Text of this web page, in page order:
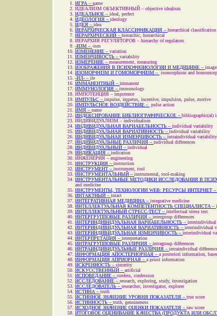
ИГРА – game
ИДЕАЛИЗМ ОБЪЕКТИВНЫЙ – objective idealism
ИДЕАЛЬНОЕ – ideal, perfect
ИДЕОЛОГИЯ – ideology
ИДЕЯ – idea
ИЕРАРХИЧЕСКАЯ КЛАССИФИКАЦИЯ – hierarchical classification
ИЕРАРХИЧЕСКИЙ – hierarchic, hierarchical
ИЕРАРХИЯ РЕГУЛЯТОРОВ – hierarchy of regulators
-ИЗМ – -ism
ИЗМЕНЕНИЕ – variation
ИЗМЕНЧИВОСТЬ – variability
ИЗМЕРЕНИЕ – measurement, measuring
ИЗОБРАЖЕНИЯ В ПСИХОФИЗИОЛОГИИ И МЕДИЦИНЕ –
ИЗОМОРФИЗМ И ГОМОМОРФИЗМ – isomorphism and
-ИЛ- – ile
ИММАНЕНТНЫЙ – immanent
ИММУНОЛОГИЯ – immunology
ИМПОТЕНЦИЯ – impotence
ИМПУЛЬС – impulse, impetus, incentive, impulsion, pulse, motive
ИМПУЛЬСНОЕ ВОЗДЕЙСТВИЕ – pulse action
ИМЯ – name
ИНДЕКСИРОВАНИЕ БИБЛИОГРАФИЧЕСКОЕ – bibliographic(al)
ИНДИВИДУАЛИЗМ – individualism
ИНДИВИДУАЛЬНАЯ ВАРИАБЕЛЬНОСТЬ – individual variability
ИНДИВИДУАЛЬНАЯ ВАРИАТИВНОСТЬ – individual variability
ИНДИВИДУАЛЬНАЯ ИЗМЕНЧИВОСТЬ – intraindividual variability
ИНДИВИДУАЛЬНЫЕ РАЗЛИЧИЯ – individual differences
ИНДИВИДУАЛЬНЫЙ – individual
ИНДИКАЦИЯ – indication
ИНЖЕНЕРИЯ – engineering
ИНСТРУКЦИЯ – instruction
ИНСТРУМЕНТ – instrument, tool
ИНСТРУМЕНТАЛЬНЫЙ – instrumental, tool-making
ИНСТРУМЕНТАЛЬНЫЕ МЕТОДИКИ ИССЛЕДОВАНИЯ В
and medicine
ИНСТРУМЕНТЫ, ТЕХНОЛОГИИ WEB: РЕСУРСЫ ИНТЕРНЕТ –
ИНТАКТНЫЙ – intact
ИНТЕГРАТИВНАЯ МЕДИЦИНА – integrative medicine
ИНТЕЛЛЕКТУАЛЬНАЯ КОМПЕТЕНТНОСТЬ СПЕЦИАЛИСТА –
ИНТЕЛЛЕКТУАЛЬНЫЙ СТРЕСС-ТЕСТ – intellectual stress test
ИНТЕРГРУППОВЫЕ РАЗЛИЧИЯ – intergroup differences
ИНТЕРИНДИВИДУАЛЬНАЯ ВАРИАБЕЛЬНОСТЬ –
ИНТЕРИНДИВИДУАЛЬНАЯ ВАРИАТИВНОСТЬ – interindividual
ИНТЕРИНДИВИДУАЛЬНАЯ ИЗМЕНЧИВОСТЬ – interindividual
ИНТЕРПРЕТАЦИЯ – interpretation
ИНТРАГРУППОВЫЕ РАЗЛИЧИЯ – intragroup differences
ИНТРАИНДИВИДУАЛЬНЫЕ РАЗЛИЧИЯ – intraindividual
ИНФОРМАЦИЯ АПОСТЕРИОРНАЯ – a posteriori information,
ИНФОРМАЦИЯ АПРИОРНАЯ – a priori information
ИСКРЕННОСТЬ – sincerity
ИСКУССТВЕННЫЙ – artificial
ИСПОВЕДАНИЕ – confess, confession
ИССЛЕДОВАНИЕ – research, exploring, study, investigation
ИССЛЕДОВАТЕЛЬ – researcher, investigator, explorer
ИСТИНА – truth
ИСТИННОЕ ЗНАЧЕНИЕ УРОВНЯ ПОКАЗАТЕЛЯ – true score
ИСТИННОСТЬ – truth, genuineness
ИСХОДНОЕ ЗНАЧЕНИЕ ОЦЕНКИ ПОКАЗАТЕЛЯ – raw score
ИТОГОВОЕ ОЦЕНИВАНИЕ КАЧЕСТВА (ПРОДУКТА ИЛИ